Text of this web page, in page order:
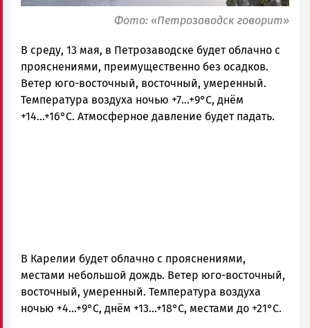
Фото: «Петрозаводск говорит»
В среду, 13 мая, в Петрозаводске будет облачно с
прояснениями, преимущественно без осадков.
Ветер юго-восточный, восточный, умеренный.
Температура воздуха ночью +7...+9°С, днём
+14...+16°С. Атмосферное давление будет падать.
В Карелии будет облачно с прояснениями,
местами небольшой дождь. Ветер юго-восточный,
восточный, умеренный. Температура воздуха
ночью +4...+9°С, днём +13...+18°С, местами до +21°С.